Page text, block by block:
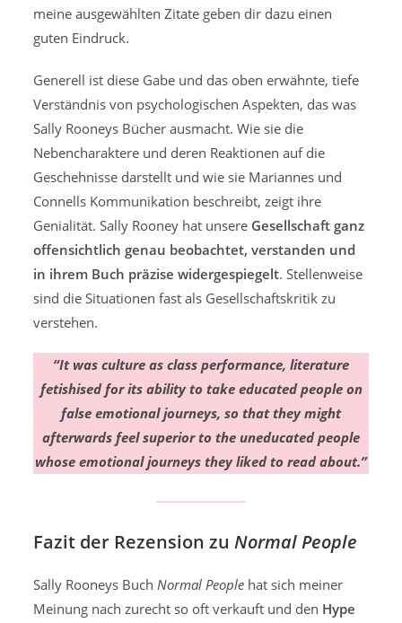
meine ausgewählten Zitate geben dir dazu einen
guten Eindruck.
Generell ist diese Gabe und das oben erwähnte, tiefe
Verständnis von psychologischen Aspekten, das was
Sally Rooneys Bücher ausmacht. Wie sie die
Nebencharaktere und deren Reaktionen auf die
Geschehnisse darstellt und wie sie Mariannes und
Connells Kommunikation beschreibt, zeigt ihre
Genialität. Sally Rooney hat unsere Gesellschaft ganz
offensichtlich genau beobachtet, verstanden und
in ihrem Buch präzise widergespiegelt. Stellenweise
sind die Situationen fast als Gesellschaftskritik zu
verstehen.
“It was culture as class performance, literature
fetishised for its ability to take educated people on
false emotional journeys, so that they might
afterwards feel superior to the uneducated people
whose emotional journeys they liked to read about.”
Fazit der Rezension zuNormal People
Sally Rooneys BuchNormal People hat sich meiner
Meinung nach zurecht so oft verkauft und den Hype